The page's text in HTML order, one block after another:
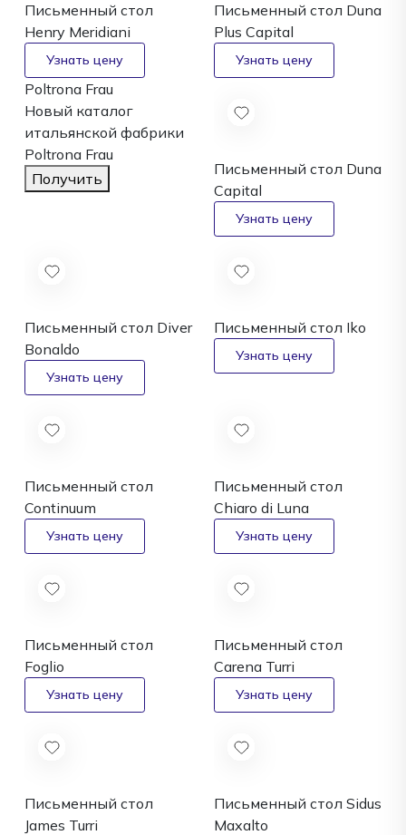
Письменный стол
Henry Meridiani
Письменный стол Duna
Plus Capital
Poltrona Frau
Новый каталог
итальянской фабрики
Poltrona Frau
Получить
Письменный стол Duna
Capital
Письменный стол Diver
Bonaldo
Письменный стол Iko
Письменный стол
Continuum
Письменный стол
Chiaro di Luna
Письменный стол
Foglio
Письменный стол
Carena Turri
Письменный стол
James Turri
Письменный стол Sidus
Maxalto